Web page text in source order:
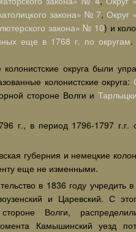
закона» № 7, Округ
закона» № 10) и
еще в 1768 г. по округам.
округа были
колонистские округа:
стороне Волги и
г., в период 1796-1797 г.г.
губерния и немецкие
еще не изменными.
в 1836 году учредить в
и Царевский. С
Волги,
Камышинский уезд